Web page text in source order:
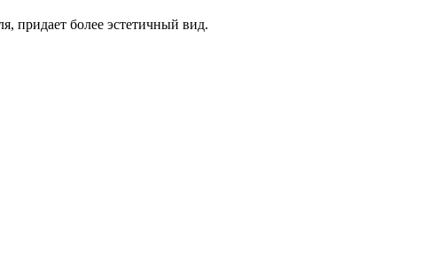
придает более эстетичный вид.